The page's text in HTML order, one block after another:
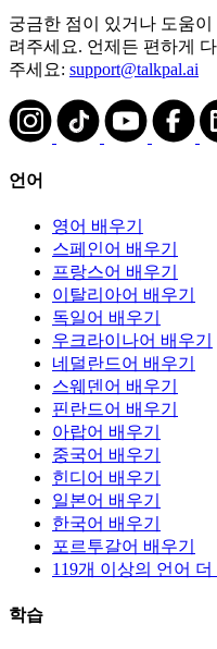
궁금한 점이 있거나 도움
려주세요. 언제든 편하게
주세요: support@talkpal.ai
언어
영어 배우기
스페인어 배우기
프랑스어 배우기
이탈리아어 배우기
독일어 배우기
우크라이나어 배우기
네덜란드어 배우기
스웨덴어 배우기
핀란드어 배우기
아랍어 배우기
중국어 배우기
힌디어 배우기
일본어 배우기
한국어 배우기
포르투갈어 배우기
119개 이상의 언어 더
학습